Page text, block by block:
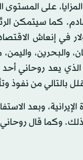
على
كما سيتمكن
المبدئية أكثر من 50
والبحرين،
يعد روحاني
بالتالي من نفوذ
وبعد
وكما قال